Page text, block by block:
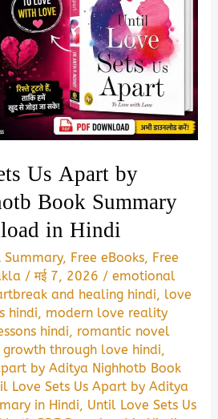
Us Apart by
Book Summary
in Hindi
Summary, Free eBooks, Free
/मई 7, 2026 /emotional
and healing hindi, love
hindi, modern love reality
hindi, romantic novel
through love hindi,
by Aditya Nighhotb Book
Love Sets Us Apart by Aditya
in Hindi, Until Love Sets Us